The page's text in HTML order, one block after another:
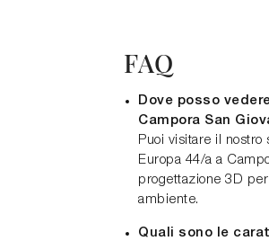
FAQ
Dove posso
Campora San
Puoi visitare il
Europa 44/a a
progettazione 3D
ambiente.
Quali sono le